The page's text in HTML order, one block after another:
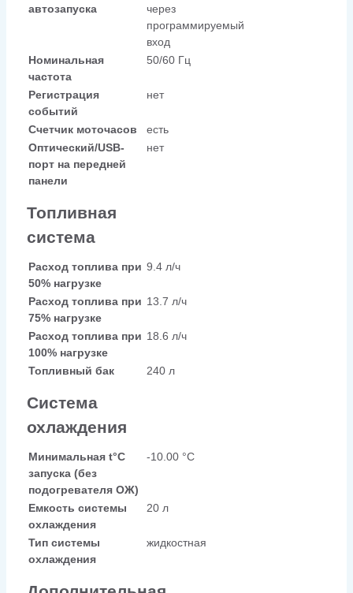
автозапуска
через
программируемый
вход
Номинальная
частота
50/60 Гц
Регистрация
событий
нет
Счетчик моточасов
есть
Оптический/USB-
порт на передней
панели
нет
Топливная
система
Расход топлива при
50% нагрузке
9.4 л/ч
Расход топлива при
75% нагрузке
13.7 л/ч
Расход топлива при
100% нагрузке
18.6 л/ч
Топливный бак 240 л
Система
охлаждения
Минимальная t°С
запуска (без
подогревателя ОЖ)
-10.00 °С
Емкость системы
охлаждения
20 л
Тип системы
охлаждения
жидкостная